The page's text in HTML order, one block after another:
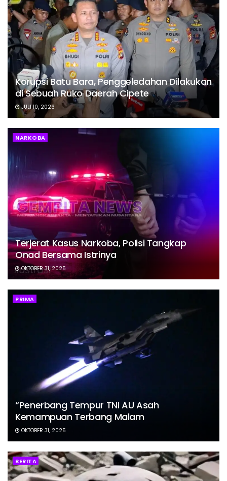
Korupsi Batu Bara, Penggeledahan Dilakukan
di Sebuah Ruko Daerah Cipete
JULI 10, 2026
NARKOBA
Terjerat Kasus Narkoba, Polisi Tangkap
Onad Bersama Istrinya
OKTOBER 31, 2025
PRIMA
“Penerbang Tempur TNI AU Asah
Kemampuan Terbang Malam
OKTOBER 31, 2025
BERITA